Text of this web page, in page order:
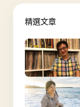
精選文章